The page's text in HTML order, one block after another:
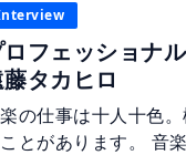
ロフェッショナ
タカヒロ
の仕事は十人十色
とがあります。 音